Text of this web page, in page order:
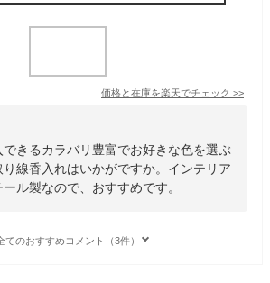
価格と在庫を楽天でチェック >>
きるカラバリ豊富でお好きな色を選ぶ
り線香入れはいかがですか。インテリア
ル製なので、おすすめです。
てのおすすめコメント（3件）